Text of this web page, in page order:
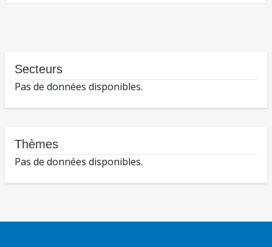
Secteurs
Pas de données disponibles.
Thèmes
Pas de données disponibles.